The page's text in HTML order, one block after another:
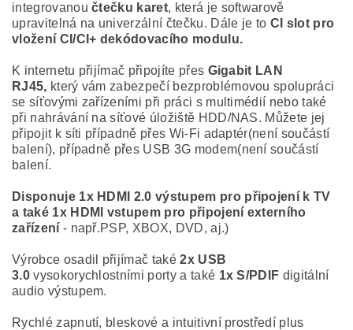
integrovanoučtečku karet, která je softwarově
upravitelná na univerzální čtečku. Dále je to CI slot pro
vložení CI/CI+ dekódovacího modulu.
K internetu přijímač připojíte přes Gigabit LAN
RJ45, který vám zabezpečí bezproblémovou spolupráci
se síťovými zařízeními při práci s multimédií nebo také
při nahrávání na síťové úložiště HDD/NAS. Můžete jej
připojit k síti případně přes Wi-Fi adaptér(není součástí
balení), případně přes USB 3G modem(není součástí
balení.
Disponuje 1x HDMI 2.0 výstupem pro připojení k TV
a také 1x HDMI vstupem pro připojení externího
zařízení - např.PSP, XBOX, DVD, aj.)
Výrobce osadil přijímač také2x USB
3.0vysokorychlostními porty a také 1x S/PDIF digitální
audio výstupem.
Rychlé zapnutí, bleskové a intuitivní prostředí plus